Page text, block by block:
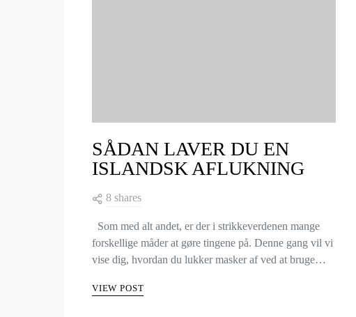
SÅDAN LAVER DU EN
ISLANDSK AFLUKNING
8 shares
Som med alt andet, er der i strikkeverdenen mange
forskellige måder at gøre tingene på. Denne gang vil vi
vise dig, hvordan du lukker masker af ved at bruge…
VIEW POST